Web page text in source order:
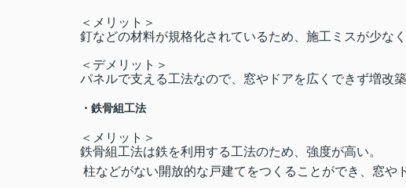
＜メリット＞
釘などの材料が規格化されているため、施工ミスが少な
＜デメリット＞
パネルで支える工法なので、窓やドアを広くできず増改築
・鉄骨組工法
＜メリット＞
鉄骨組工法は鉄を利用する工法のため、強度が高い。
柱などがない開放的な戸建てをつくることができ、窓や